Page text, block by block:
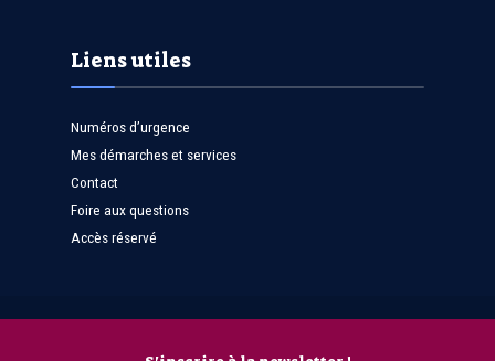
Liens utiles
Numéros d’urgence
Mes démarches et services
Contact
Foire aux questions
Accès réservé